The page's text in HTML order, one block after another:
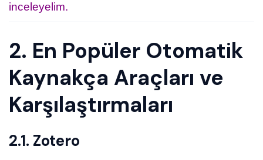
inceleyelim.
2. En Popüler Otomatik
Kaynakça Araçları ve
Karşılaştırmaları
2.1. Zotero